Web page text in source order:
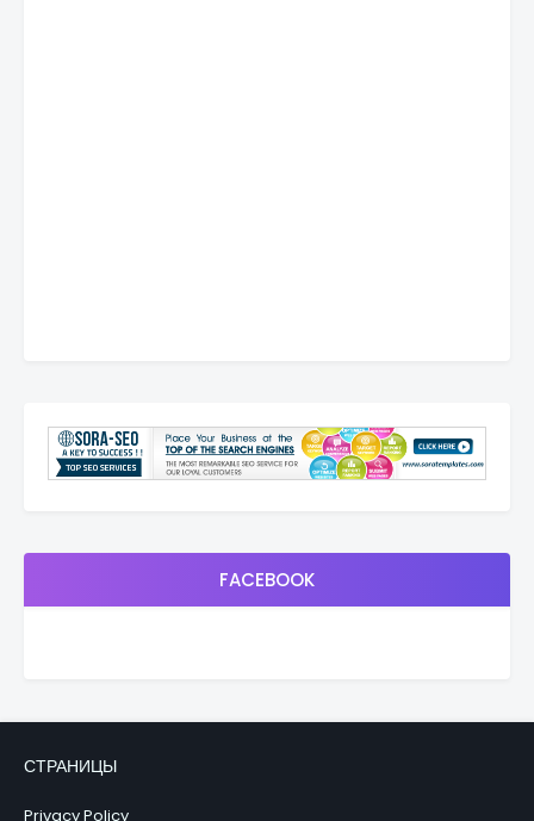
FACEBOOK
СТРАНИЦЫ
Privacy Policy